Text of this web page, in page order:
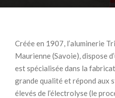
Créée en 1907, l’aluminerie
Maurienne (Savoie), dispose
est spécialisée dans la
grande qualité et répond aux
élevés de l’électrolyse (le